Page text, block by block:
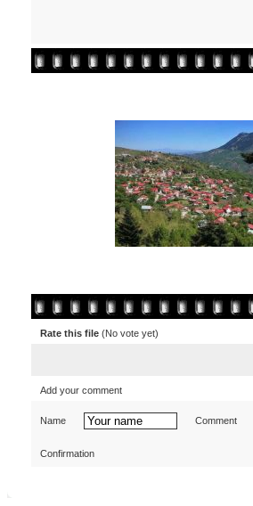
Rate this file (No vote yet)
Add your comment
Name Comment
Confirmation